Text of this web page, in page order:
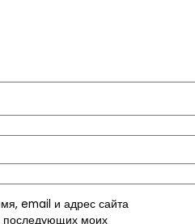
email и адрес сайта
последующих моих